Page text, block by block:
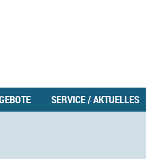
SERVICE / AKTUELLES